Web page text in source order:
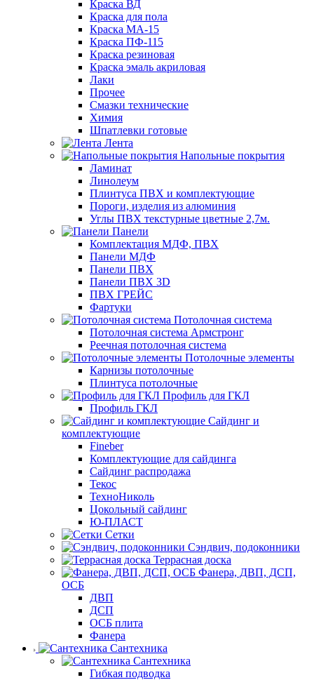
Краска ВД
Краска для пола
Краска МА-15
Краска ПФ-115
Краска резиновая
Краска эмаль акриловая
Лаки
Прочее
Смазки технические
Химия
Шпатлевки готовые
Лента
Напольные покрытия
Ламинат
Линолеум
Плинтуса ПВХ и комплектующие
Пороги, изделия из алюминия
Углы ПВХ текстурные цветные 2,7м.
Панели
Комплектация МДФ, ПВХ
Панели МДФ
Панели ПВХ
Панели ПВХ 3D
ПВХ ГРЕЙС
Фартуки
Потолочная система
Потолочная система Армстронг
Реечная потолочная система
Потолочные элементы
Карнизы потолочные
Плинтуса потолочные
Профиль для ГКЛ
Профиль ГКЛ
Сайдинг и
комплектующие
Fineber
Комплектующие для сайдинга
Сайдинг распродажа
Текос
ТехноНиколь
Цокольный сайдинг
Ю-ПЛАСТ
Сетки
Сэндвич, подоконники
Террасная доска
Фанера, ДВП, ДСП,
ОСБ
ДВП
ДСП
ОСБ плита
Фанера
Сантехника
Сантехника
Гибкая подводка